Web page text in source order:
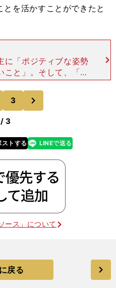
を活かすことができたと
に「ポジティブな姿勢
こと」。そして、「確
こと」だったという。
ースか、ミスか」と
高い
3
3
トする
line LINEで送る
ース」について
戻る